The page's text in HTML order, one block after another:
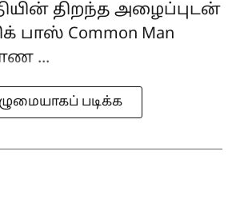
திறந்த அழைப்புடன்
பாஸ் Common Man
...
படிக்க